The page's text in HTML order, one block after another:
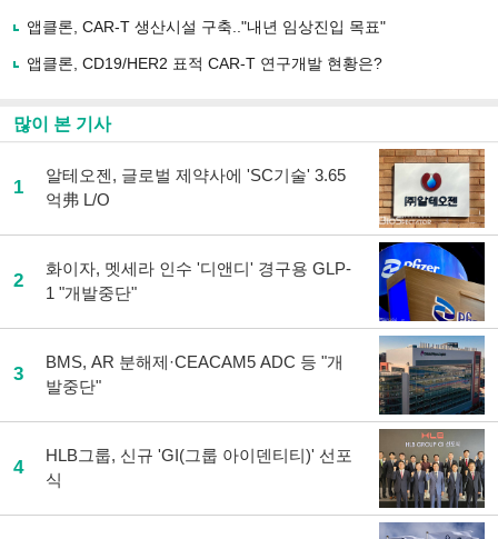
기
앱클론, CAR-T 생산시설 구축.."내년 임상진입 목표"
앱클론, CD19/HER2 표적 CAR-T 연구개발 현황은?
많이 본 기사
1
알테오젠, 글로벌 제약사에 'SC기술' 3.65
억弗 L/O
2
화이자, 멧세라 인수 '디앤디' 경구용 GLP-
1 "개발중단"
3
BMS, AR 분해제·CEACAM5 ADC 등 "개
발중단"
4
HLB그룹, 신규 'GI(그룹 아이덴티티)' 선포
식